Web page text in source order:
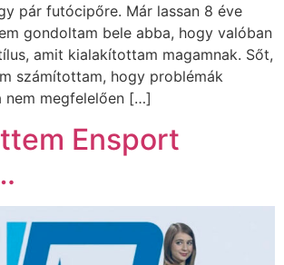
pár futócipőre. Már lassan 8 éve
gondoltam bele abba, hogy valóban
amit kialakítottam magamnak. Sőt,
számítottam, hogy problémák
nem megfelelően […]
Ensport